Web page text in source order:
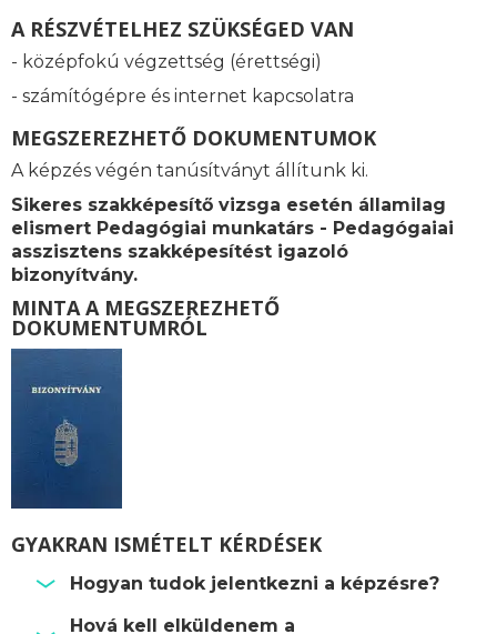
A RÉSZVÉTELHEZ SZÜKSÉGED VAN
- középfokú végzettség (érettségi)
- számítógépre és internet kapcsolatra
MEGSZEREZHETŐ DOKUMENTUMOK
A képzés végén tanúsítványt állítunk ki.
Sikeres szakképesítő vizsga esetén államilag
elismert Pedagógiai munkatárs - Pedagógaiai
asszisztens szakképesítést igazoló
bizonyítvány.
MINTA A MEGSZEREZHETŐ
DOKUMENTUMRÓL
GYAKRAN ISMÉTELT KÉRDÉSEK
Hogyan tudok jelentkezni a képzésre?
Hová kell elküldenem a